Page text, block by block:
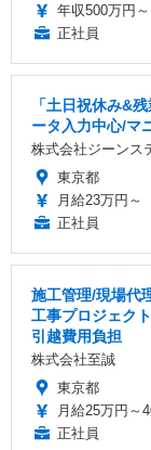
年収500万円～
正社員
「土日祝休み&
ータ入力中心/マ
株式会社ジーンス
東京都
月給23万円～
正社員
施工管理/現場代
工事プロジェク
引越費用負担
株式会社至誠
東京都
月給25万円～
正社員